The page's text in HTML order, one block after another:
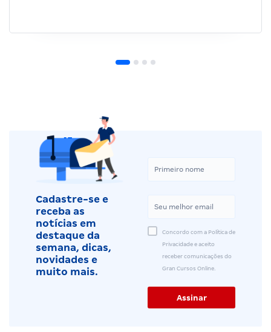
Cadastre-se e
receba as
notícias em
destaque da
semana, dicas,
novidades e
muito mais.
Concordo com a Política de
Privacidade e aceito
receber comunicações do
Gran Cursos Online.